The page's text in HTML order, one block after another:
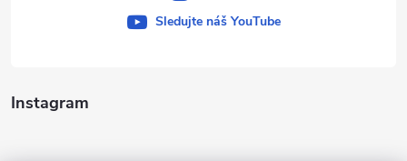
Instagram
Sledujte náš YouTube